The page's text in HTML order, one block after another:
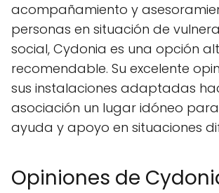
acompañamiento y
personas en situación de
social, Cydonia es una opción
recomendable. Su excelente
sus instalaciones adaptadas
asociación un lugar idóneo
ayuda y apoyo en situaciones
Opiniones de